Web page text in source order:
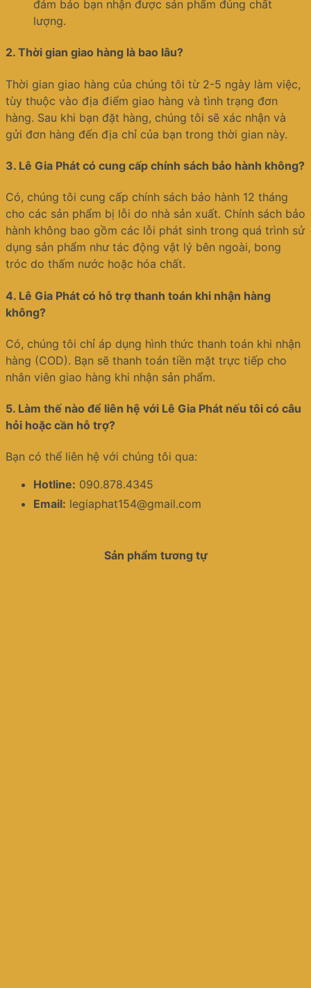
đảm bảo bạn nhận được sản phẩm đúng chất
lượng.
2. Thời gian giao hàng là bao lâu?
Thời gian giao hàng của chúng tôi từ 2-5 ngày làm việc,
tùy thuộc vào địa điểm giao hàng và tình trạng đơn
hàng. Sau khi bạn đặt hàng, chúng tôi sẽ xác nhận và
gửi đơn hàng đến địa chỉ của bạn trong thời gian này.
3. Lê Gia Phát có cung cấp chính sách bảo hành không?
Có, chúng tôi cung cấp chính sách bảo hành 12 tháng
cho các sản phẩm bị lỗi do nhà sản xuất. Chính sách bảo
hành không bao gồm các lỗi phát sinh trong quá trình sử
dụng sản phẩm như tác động vật lý bên ngoài, bong
tróc do thấm nước hoặc hóa chất.
4. Lê Gia Phát có hỗ trợ thanh toán khi nhận hàng
không?
Có, chúng tôi chỉ áp dụng hình thức thanh toán khi nhận
hàng (COD). Bạn sẽ thanh toán tiền mặt trực tiếp cho
nhân viên giao hàng khi nhận sản phẩm.
5. Làm thế nào để liên hệ với Lê Gia Phát nếu tôi có câu
hỏi hoặc cần hỗ trợ?
Bạn có thể liên hệ với chúng tôi qua:
Hotline: 090.878.4345
Email: legiaphat154@gmail.com
Sản phẩm tương tự